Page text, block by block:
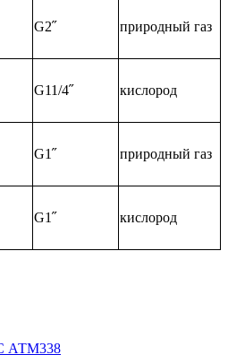
G2˝ природный газ
G11/4˝ кислород
G1˝ природный газ
G1˝ кислород